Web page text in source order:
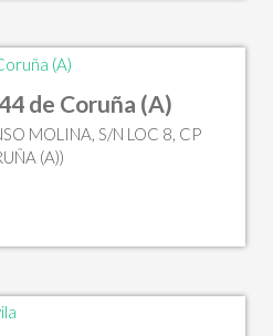
de Coruña (A)
MOLINA, S/N LOC 8, CP
(A))